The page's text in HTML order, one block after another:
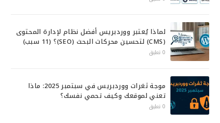
لماذا يُعتبر ووردبريس أفضل نظام لإدارة المحتوى
(CMS) لتحسين محركات البحث (SEO)؟ (11 سبب)
0 تعليق
موجة ثغرات ووردبريس في سبتمبر 2025: ماذا
تعني لموقعك وكيف تحمي نفسك؟
0 تعليق